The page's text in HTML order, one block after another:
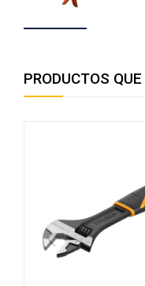
PRODUCTOS